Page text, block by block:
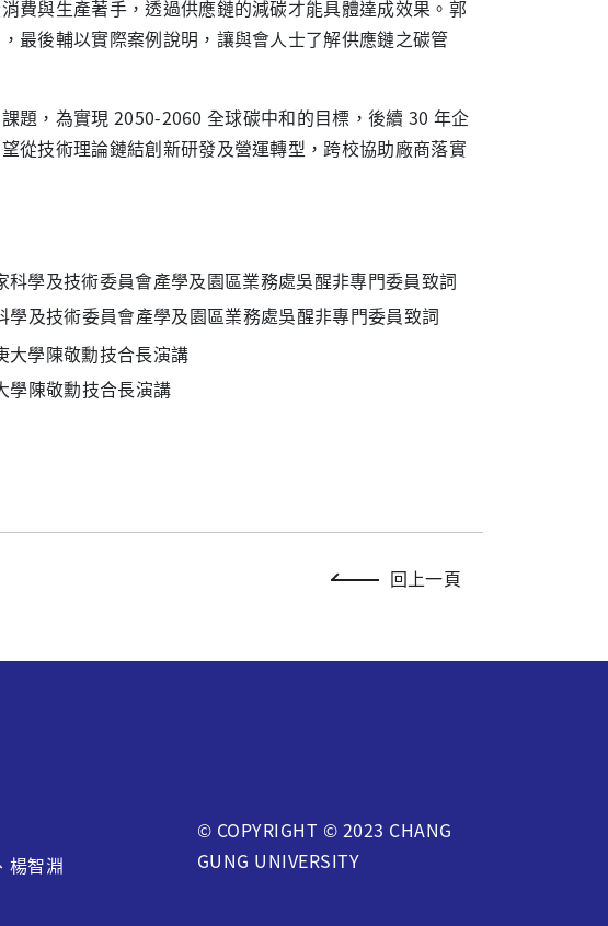
費與生產著手，透過供應鏈的減碳才能具體達成效果。郭
最後輔以實際案例說明，讓與會人士了解供應鏈之碳管
題，為實現 2050-2060 全球碳中和的目標，後續 30 年企
從技術理論鏈結創新研發及營運轉型，跨校協助廠商落實
學及技術委員會產學及園區業務處吳醒非專門委員致詞
學陳敬勳技合長演講
回上一頁
楊智淵
© COPYRIGHT © 2023 CHANG
GUNG UNIVERSITY